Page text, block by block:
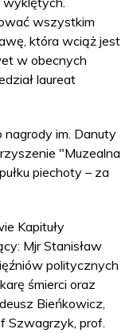
wszystkim
która wciąż jest
w obecnych
laureat
im. Danuty
"Muzealna
piechoty – za
Kapituły
Mjr Stanisław
politycznych
śmierci oraz
Bieńkowicz,
Szwagrzyk, prof.